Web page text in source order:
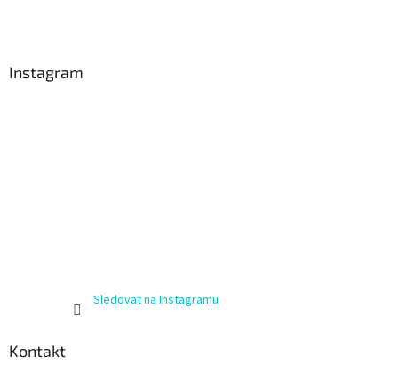
Instagram
Sledovat na Instagramu
Kontakt